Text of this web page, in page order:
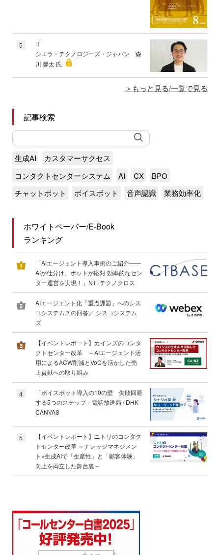
5
IT
シエラ・テクノロジーズ・ジャパン 森
川 馨太 氏
もっと見る/一覧で見る
記事検索
生成AI
カスタマーサクセス
コンタクトセンターシステム
AI CX
BPO
チャットボット
ボイスボット 音声認識 業務効率化
ホワイトペーパー/E-Book
ランキング
「AIエージェント導入事例のご紹介――
AIが仕分け、ボットが応対 効率的なセン
ター運営を実現！」NTTテクノクロス
AIエージェント化「重点課題」へのシス
コシステムズの回答／ シスコシステム
ズ
【イベントレポート】カインズのコンタ
クトセンター改革 ～AIエージェント活
用によるACW削減とVoCを活かした売
上貢献への取り組み
4
「ボイスボット導入の10の壁 失敗回避
する5つのステップ」電話放送局 / DHK
CANVAS
5
【イベントレポート】ニトリのコンタク
トセンター改革 ～ナレッジマネジメン
ト×生成AIで「生産性」と「顧客体験」
向上を両立した舞台裏～